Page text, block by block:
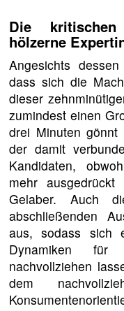
Die kritischen
hölzerne
Angesichts
dass sich die
dieser
zumindest einen
drei Minuten
der damit
Kandidaten,
mehr
Gelaber. Auch
abschließenden
aus, sodass sich
Dynamiken
nachvollziehen
dem